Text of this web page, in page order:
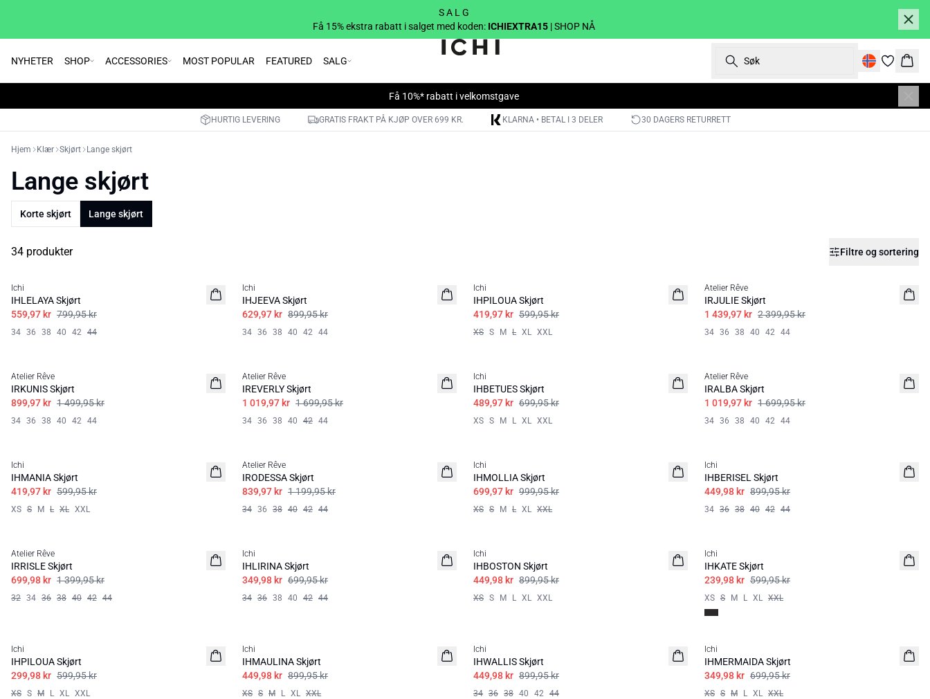
S A L G
Få 15% ekstra rabatt i salget med koden: ICHIEXTRA15 | SHOP NÅ
NYHETER SHOP ACCESSORIES MOST POPULAR FEATURED SALG Søk
Få 10%* rabatt i velkomstgave
HURTIG LEVERING GRATIS FRAKT PÅ KJØP OVER 699 KR. KLARNA • BETAL I 3 DELER 30 DAGERS RETURRETT
Hjem Klær Skjørt Lange skjørt
Lange skjørt
Korte skjørt Lange skjørt
34 produkter Filtre og sortering
Ichi
IHLELAYA Skjørt
559,97 kr 799,95 kr
34 36 38 40 42 44
Ichi
IHJEEVA Skjørt
629,97 kr 899,95 kr
34 36 38 40 42 44
Ichi
IHPILOUA Skjørt
419,97 kr 599,95 kr
XS S M L XL XXL
Atelier Rêve
IRJULIE Skjørt
1 439,97 kr 2 399,95 kr
34 36 38 40 42 44
Atelier Rêve
IRKUNIS Skjørt
899,97 kr 1 499,95 kr
34 36 38 40 42 44
Atelier Rêve
IREVERLY Skjørt
1 019,97 kr 1 699,95 kr
34 36 38 40 42 44
Ichi
IHBETUES Skjørt
489,97 kr 699,95 kr
XS S M L XL XXL
Atelier Rêve
IRALBA Skjørt
1 019,97 kr 1 699,95 kr
34 36 38 40 42 44
Ichi
IHMANIA Skjørt
419,97 kr 599,95 kr
XS S M L XL XXL
Atelier Rêve
IRODESSA Skjørt
839,97 kr 1 199,95 kr
34 36 38 40 42 44
Ichi
IHMOLLIA Skjørt
699,97 kr 999,95 kr
XS S M L XL XXL
Ichi
IHBERISEL Skjørt
449,98 kr 899,95 kr
34 36 38 40 42 44
Atelier Rêve
IRRISLE Skjørt
699,98 kr 1 399,95 kr
32 34 36 38 40 42 44
Ichi
IHLIRINA Skjørt
349,98 kr 699,95 kr
34 36 38 40 42 44
Ichi
IHBOSTON Skjørt
449,98 kr 899,95 kr
XS S M L XL XXL
Ichi
IHKATE Skjørt
239,98 kr 599,95 kr
XS S M L XL XXL
Ichi
IHPILOUA Skjørt
299,98 kr 599,95 kr
XS S M L XL XXL
Ichi
IHMAULINA Skjørt
449,98 kr 899,95 kr
XS S M L XL XXL
Ichi
IHWALLIS Skjørt
449,98 kr 899,95 kr
34 36 38 40 42 44
Ichi
IHMERMAIDA Skjørt
349,98 kr 699,95 kr
XS S M L XL XXL